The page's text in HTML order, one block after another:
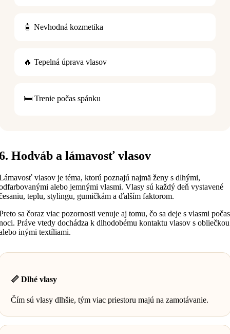
🧴 Nevhodná kozmetika
🔥 Tepelná úprava vlasov
🛏️ Trenie počas spánku
Hodváb a lámavosť vlasov
vlasov je téma, ktorú poznajú najmä ženy s dlhými,
alebo jemnými vlasmi. Vlasy sú každý deň vystavené
teplu, stylingu, gumičkám a ďalším faktorom.
sa čoraz viac pozornosti venuje aj tomu, čo sa deje s vlasmi počas
Práve vtedy dochádza k dlhodobému kontaktu vlasov s obliečkou
inými textíliami.
📏 Dlhé vlasy
Čím sú vlasy dlhšie, tým viac priestoru majú na zamotávanie.